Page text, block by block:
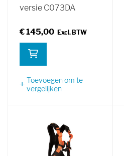
versie C073DA
€ 145,00
Toevoegen om te
vergelijken